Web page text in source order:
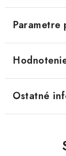
Parametre
Ostatné